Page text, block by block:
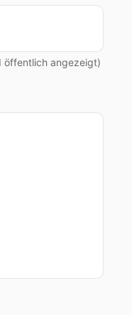
öffentlich angezeigt)